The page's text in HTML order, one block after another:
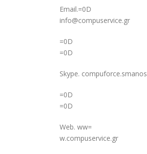
Email.=0D
info@compuservice.gr
=0D
=0D
Skype. compuforce.smanos
=0D
=0D
Web. ww=
w.compuservice.gr